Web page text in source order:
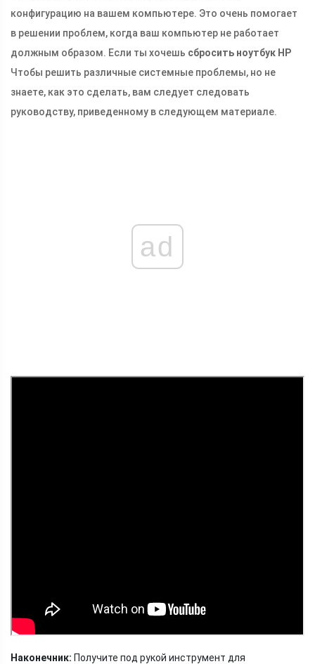
конфигурацию на вашем компьютере. Это очень помогает
в решении проблем, когда ваш компьютер не работает
должным образом. Если ты хочешь сбросить ноутбук HP
Чтобы решить различные системные проблемы, но не
знаете, как это сделать, вам следует следовать
руководству, приведенному в следующем материале.
ad
Наконечник: Получите под рукой инструмент для